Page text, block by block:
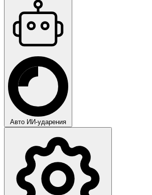
Авто ИИ-ударения